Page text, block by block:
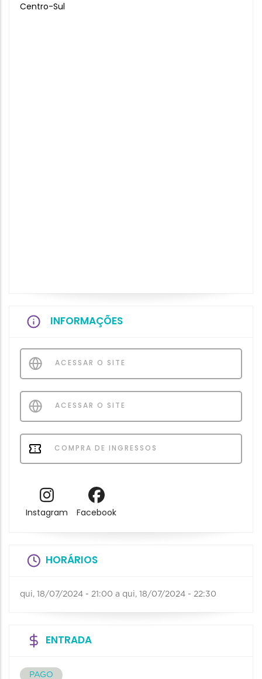
Centro-Sul
INFORMAÇÕES
ACESSAR O SITE
ACESSAR O SITE
COMPRA DE INGRESSOS
Instagram Facebook
HORÁRIOS
qui, 18/07/2024 - 21:00 a qui, 18/07/2024 - 22:30
ENTRADA
PAGO